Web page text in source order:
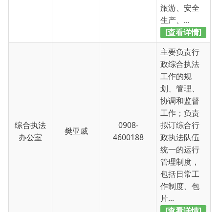
政执法队伍
统一的运行
管理制度，
包括日常工
作制度、包
[查看详情]
主要负责农
业、林业、
畜牧兽医、
草原、农
机、农技、
水利等方面
的服务工
作；协助乡
政府制定农
业、林业、
畜牧业等工
作的长远发